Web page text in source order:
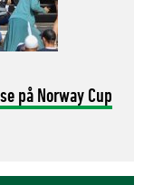
på Norway Cup